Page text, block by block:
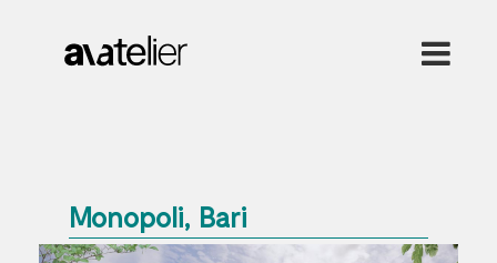
Monopoli, Bari